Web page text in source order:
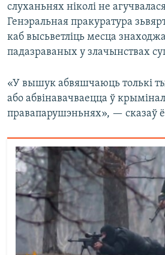
слуханьнях ніколі не
Генэральная пракуратура
каб высьветліць месца
падазраваных у злачынствах
«У вышук абвяшчаюць толькі
або абвінавачваецца ў
правапарушэньнях», — сказаў